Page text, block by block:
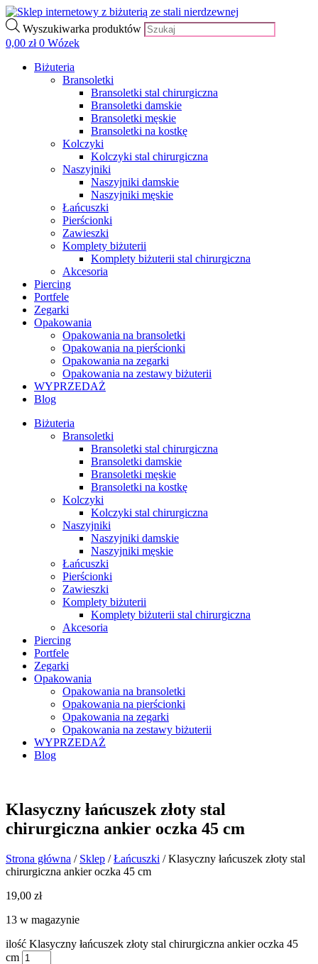
Wyszukiwarka produktów
0,00 zł 0 Wózek
Biżuteria
Bransoletki
Bransoletki stal chirurgiczna
Bransoletki damskie
Bransoletki męskie
Bransoletki na kostkę
Kolczyki
Kolczyki stal chirurgiczna
Naszyjniki
Naszyjniki damskie
Naszyjniki męskie
Łańcuszki
Pierścionki
Zawieszki
Komplety biżuterii
Komplety biżuterii stal chirurgiczna
Akcesoria
Piercing
Portfele
Zegarki
Opakowania
Opakowania na bransoletki
Opakowania na pierścionki
Opakowania na zegarki
Opakowania na zestawy biżuterii
WYPRZEDAŻ
Blog
Biżuteria
Bransoletki
Bransoletki stal chirurgiczna
Bransoletki damskie
Bransoletki męskie
Bransoletki na kostkę
Kolczyki
Kolczyki stal chirurgiczna
Naszyjniki
Naszyjniki damskie
Naszyjniki męskie
Łańcuszki
Pierścionki
Zawieszki
Komplety biżuterii
Komplety biżuterii stal chirurgiczna
Akcesoria
Piercing
Portfele
Zegarki
Opakowania
Opakowania na bransoletki
Opakowania na pierścionki
Opakowania na zegarki
Opakowania na zestawy biżuterii
WYPRZEDAŻ
Blog
Klasyczny łańcuszek złoty stal
chirurgiczna ankier oczka 45 cm
Strona główna / Sklep /Łańcuszki / Klasyczny łańcuszek złoty stal
chirurgiczna ankier oczka 45 cm
19,00 zł
13 w magazynie
ilość Klasyczny łańcuszek złoty stal chirurgiczna ankier oczka 45
cm